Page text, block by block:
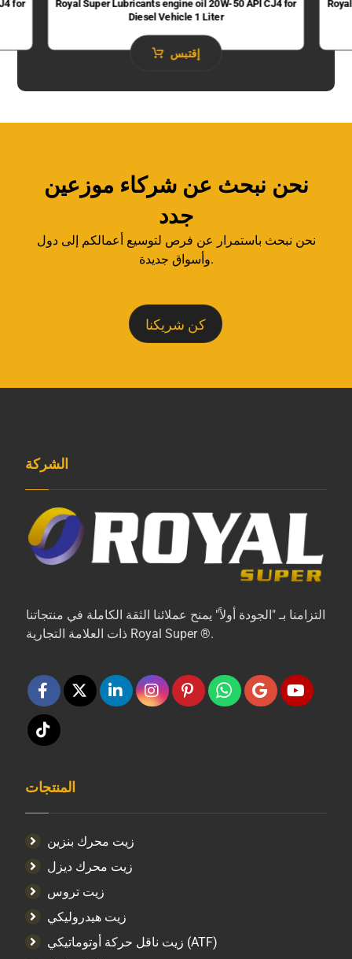
for
Royal Super Lubricants engine oil 20W-50 API CJ4 for
Diesel Vehicle 1 Liter
إقتبس
نحن نبحث عن شركاء موزعين
جدد
نحن نبحث باستمرار عن فرص لتوسيع أعمالكم إلى دول
وأسواق جديدة.
كن شريكنا
الشركة
التزامنا بـ "الجودة أولاً" يمنح عملائنا الثقة الكاملة في منتجاتنا
ذات العلامة التجارية Royal Super ®.
المنتجات
زيت محرك بنزين
زيت محرك ديزل
زيت تروس
زيت هيدروليكي
زيت ناقل حركة أوتوماتيكي (ATF)